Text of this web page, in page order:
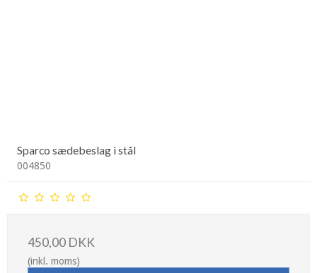
Sparco sædebeslag i stål
004850
450,00 DKK
(inkl. moms)